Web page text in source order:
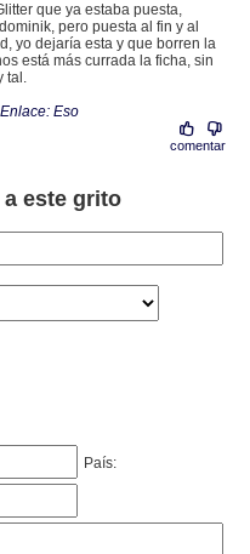
que ya estaba puesta,
pero puesta al fin y al
yo dejaría esta y que borren la
está más currada la ficha, sin
tal.
Enlace: Eso
comentar
este grito
País: